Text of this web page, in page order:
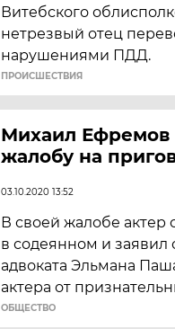
Витебского
нетрезвый отец
нарушениями ПДД.
ПРОИСШЕСТВИЯ
Михаил Ефремов
жалобу на
03.10.2020 13:52
В своей жалобе актер
в содеянном и заявил
адвоката Эльмана
актера от
ОБЩЕСТВО